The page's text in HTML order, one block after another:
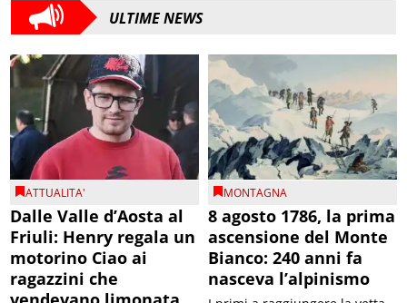
ULTIME NEWS
ATTUALITA'
Dalle Valle d’Aosta al
Friuli: Henry regala un
motorino Ciao ai
ragazzini che
MONTAGNA
8 agosto 1786, la prima
ascensione del Monte
Bianco: 240 anni fa
nasceva l’alpinismo